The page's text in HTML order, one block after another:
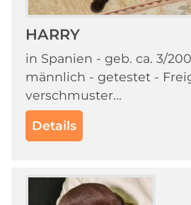
HARRY
in Spanien - geb. ca. 3/
männlich - getestet -
verschmuster...
Details